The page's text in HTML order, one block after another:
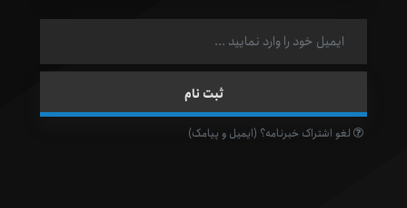
لغو اشتراک خبرنامه؟ (ایمیل و پیامک)